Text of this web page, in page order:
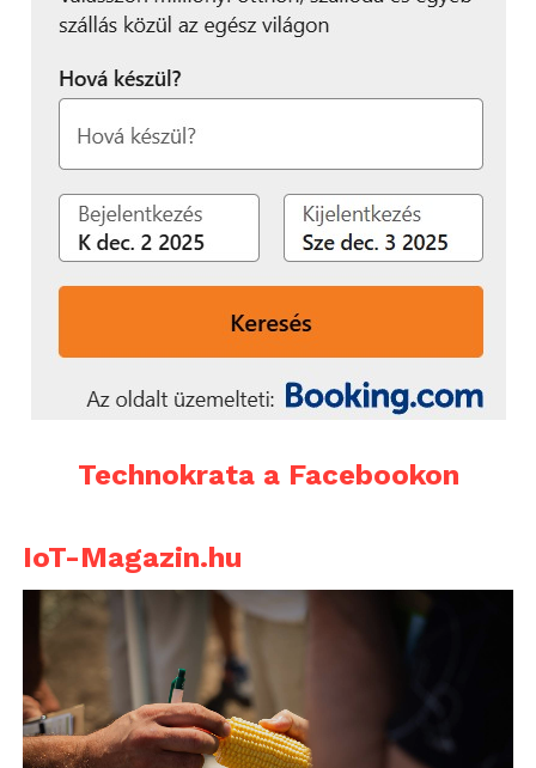
Technokrata a Facebookon
IoT-Magazin.hu